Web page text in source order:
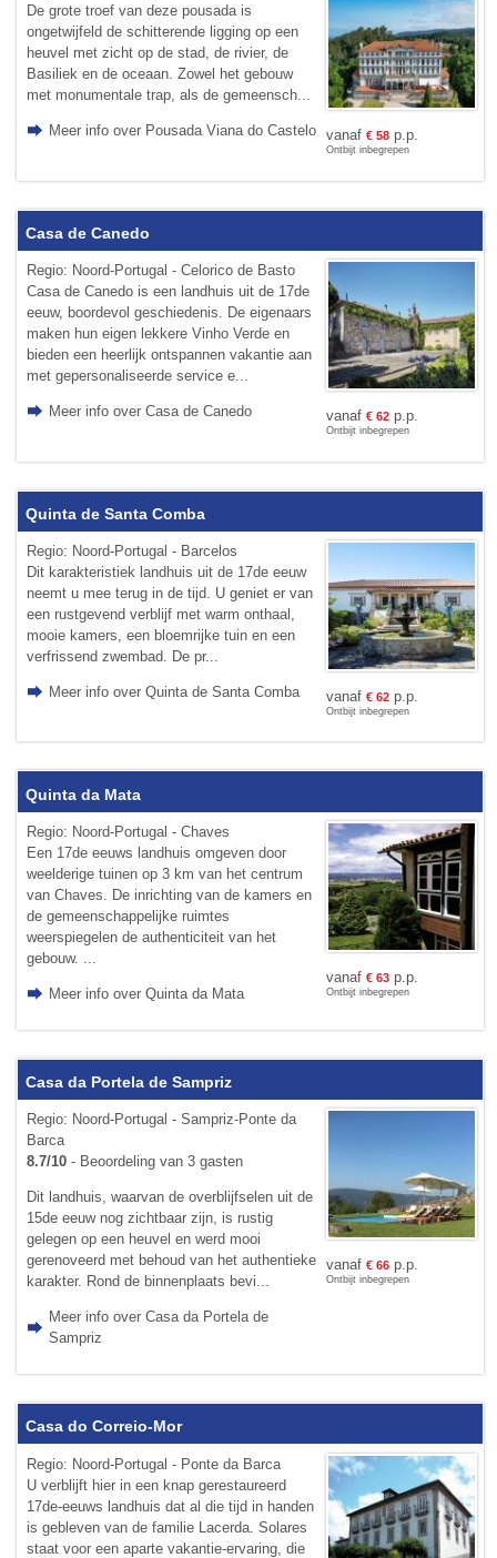
De grote troef van deze pousada is
ongetwijfeld de schitterende ligging op een
heuvel met zicht op de stad, de rivier, de
Basiliek en de oceaan. Zowel het gebouw
met monumentale trap, als de gemeensch...
Meer info over Pousada Viana do Castelo vanaf € 58p.p.
Ontbijt inbegrepen
Casa de Canedo
Regio: Noord-Portugal - Celorico de Basto
Casa de Canedo is een landhuis uit de 17de
eeuw, boordevol geschiedenis. De eigenaars
maken hun eigen lekkere Vinho Verde en
bieden een heerlijk ontspannen vakantie aan
met gepersonaliseerde service e...
Meer info over Casa de Canedo vanaf € 62p.p.
Ontbijt inbegrepen
Quinta de Santa Comba
Regio: Noord-Portugal - Barcelos
Dit karakteristiek landhuis uit de 17de eeuw
neemt u mee terug in de tijd. U geniet er van
een rustgevend verblijf met warm onthaal,
mooie kamers, een bloemrijke tuin en een
verfrissend zwembad. De pr...
Meer info over Quinta de Santa Comba vanaf € 62p.p.
Ontbijt inbegrepen
Quinta da Mata
Regio: Noord-Portugal - Chaves
Een 17de eeuws landhuis omgeven door
weelderige tuinen op 3 km van het centrum
van Chaves. De inrichting van de kamers en
de gemeenschappelijke ruimtes
weerspiegelen de authenticiteit van het
gebouw. ...
Meer info over Quinta da Mata
vanaf € 63p.p.
Ontbijt inbegrepen
Casa da Portela de Sampriz
Regio: Noord-Portugal - Sampriz-Ponte da
Barca
8.7/10- Beoordeling van 3 gasten
Dit landhuis, waarvan de overblijfselen uit de
15de eeuw nog zichtbaar zijn, is rustig
gelegen op een heuvel en werd mooi
gerenoveerd met behoud van het authentieke
karakter. Rond de binnenplaats bevi...
Meer info over Casa da Portela de
Sampriz
vanaf € 66p.p.
Ontbijt inbegrepen
Casa do Correio-Mor
Regio: Noord-Portugal - Ponte da Barca
U verblijft hier in een knap gerestaureerd
17de-eeuws landhuis dat al die tijd in handen
is gebleven van de familie Lacerda. Solares
staat voor een aparte vakantie-ervaring, die